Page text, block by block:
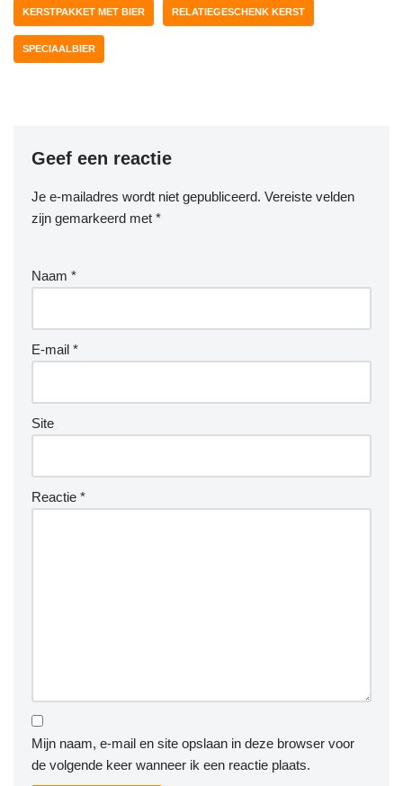
KERSTPAKKET MET BIER RELATIEGESCHENK KERST
SPECIAALBIER
Geef een reactie
Je e-mailadres wordt niet gepubliceerd. Vereiste velden
zijn gemarkeerd met *
Naam *
E-mail *
Site
Reactie *
Mijn naam, e-mail en site opslaan in deze browser voor
de volgende keer wanneer ik een reactie plaats.